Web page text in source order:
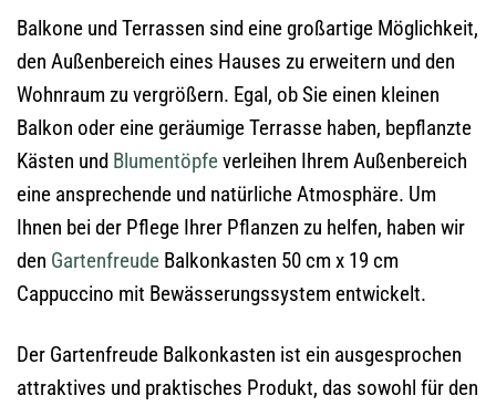
Balkone und Terrassen sind eine großartige Möglichkeit,
den Außenbereich eines Hauses zu erweitern und den
Wohnraum zu vergrößern. Egal, ob Sie einen kleinen
Balkon oder eine geräumige Terrasse haben, bepflanzte
Kästen und Blumentöpfeverleihen Ihrem Außenbereich
eine ansprechende und natürliche Atmosphäre. Um
Ihnen bei der Pflege Ihrer Pflanzen zu helfen, haben wir
den Gartenfreude Balkonkasten 50 cm x 19 cm
Cappuccino mit Bewässerungssystem entwickelt.
Der Gartenfreude Balkonkasten ist ein ausgesprochen
attraktives und praktisches Produkt, das sowohl für den